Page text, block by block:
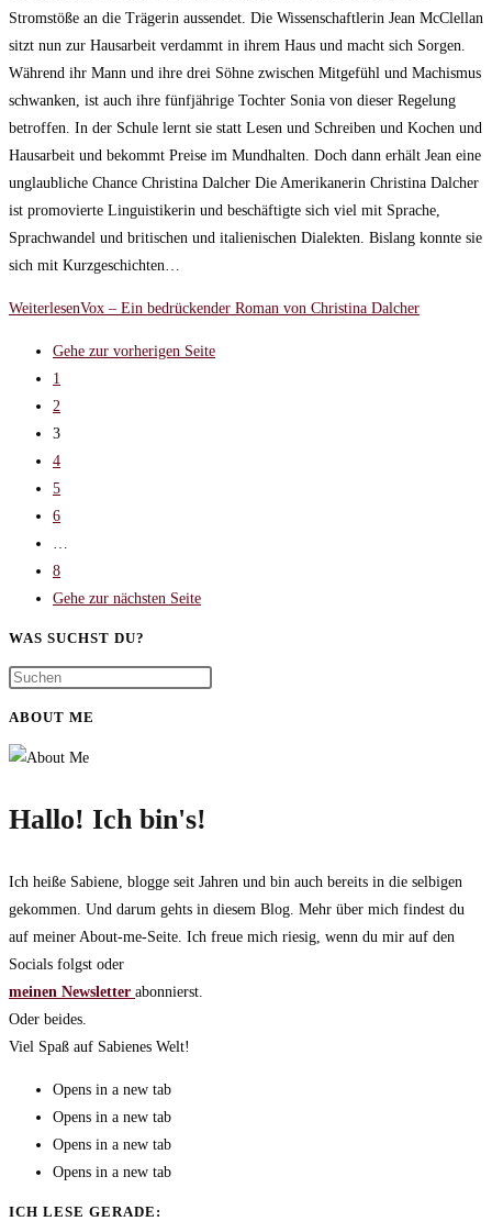
Stromstöße an die Trägerin aussendet. Die Wissenschaftlerin Jean McClellan
sitzt nun zur Hausarbeit verdammt in ihrem Haus und macht sich Sorgen.
Während ihr Mann und ihre drei Söhne zwischen Mitgefühl und Machismus
schwanken, ist auch ihre fünfjährige Tochter Sonia von dieser Regelung
betroffen. In der Schule lernt sie statt Lesen und Schreiben und Kochen und
Hausarbeit und bekommt Preise im Mundhalten. Doch dann erhält Jean eine
unglaubliche Chance Christina Dalcher Die Amerikanerin Christina Dalcher
ist promovierte Linguistikerin und beschäftigte sich viel mit Sprache,
Sprachwandel und britischen und italienischen Dialekten. Bislang konnte sie
sich mit Kurzgeschichten…
WeiterlesenVox – Ein bedrückender Roman von Christina Dalcher
Gehe zur vorherigen Seite
1
2
3
4
5
6
8
Gehe zur nächsten Seite
WAS SUCHST DU?
ABOUT ME
Hallo! Ich bin's!
Ich heiße Sabiene, blogge seit Jahren und bin auch bereits in die selbigen
gekommen. Und darum gehts in diesem Blog. Mehr über mich findest du
auf meiner About-me-Seite. Ich freue mich riesig, wenn du mir auf den
Socials folgst oder
meinen Newsletter abonnierst.
Oder beides.
Viel Spaß auf Sabienes Welt!
Opens in a new tab
Opens in a new tab
Opens in a new tab
Opens in a new tab
ICH LESE GERADE: